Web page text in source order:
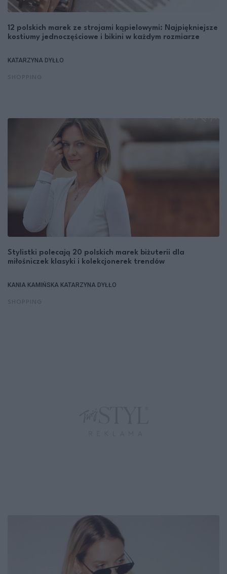
12 polskich marek ze strojami kąpielowymi: Najpiękniejsze
kostiumy jednoczęściowe i bikini w każdym rozmiarze
KATARZYNA DYŁŁO
Stylistki polecają 20 polskich marek biżuterii dla
miłośniczek klasyki i kolekcjonerek trendów
KANIA KAMIŃSKA KATARZYNA DYŁŁO